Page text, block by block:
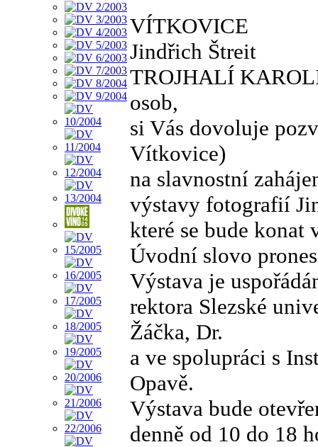
VÍTKOVICE
Jindřich Štreit
TROJHALÍ
osob,
si Vás dovoluje
Vítkovice)
na slavnostní
výstavy fotografií
které se bude konat
Úvodní slovo
Výstava je
rektora Slezské
Žáčka, Dr.
a ve spolupráci s
Opavě.
Výstava bude
denně od 10 do 18